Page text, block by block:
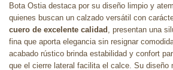
Bota Ostia destaca por su diseño limpio y
quienes buscan un calzado versátil con
cuero de excelente calidad
, presentan una
fina que aporta elegancia sin resignar
acabado rústico brinda estabilidad y confort
que el cierre lateral facilita el calce. Su diseño